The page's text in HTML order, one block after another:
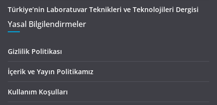
Türkiye’nin Laboratuvar Teknikleri ve Teknolojileri Dergisi
Yasal Bilgilendirmeler
Gizlilik Politikası
İçerik ve Yayın Politikamız
Kullanım Koşulları